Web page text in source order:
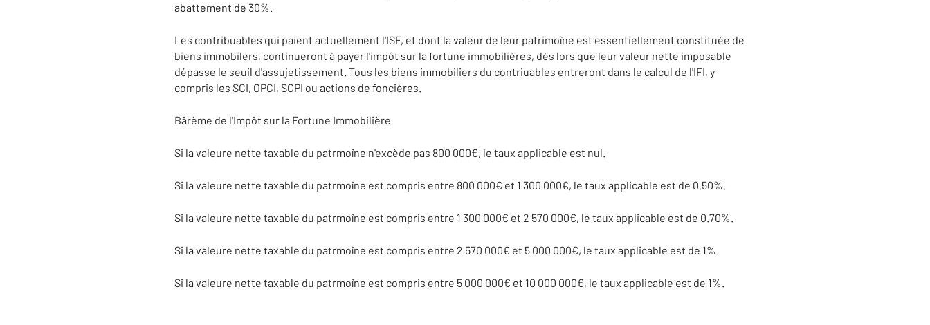
abattement de 30%.
Les contribuables qui paient actuellement l'ISF, et dont la valeur de leur patrimoîne est essentiellement constituée de
biens immobilers, continueront à payer l'impôt sur la fortune immobilières, dès lors que leur valeur nette imposable
dépasse le seuil d'assujetissement. Tous les biens immobiliers du contriuables entreront dans le calcul de l'IFI, y
compris les SCI, OPCI, SCPI ou actions de foncières.
Bârème de l'Impôt sur la Fortune Immobilière
Si la valeure nette taxable du patrmoîne n'excède pas 800 000€, le taux applicable est nul.
Si la valeure nette taxable du patrmoîne est compris entre 800 000€ et 1 300 000€, le taux applicable est de 0.50%.
Si la valeure nette taxable du patrmoîne est compris entre 1 300 000€ et 2 570 000€, le taux applicable est de 0.70%.
Si la valeure nette taxable du patrmoîne est compris entre 2 570 000€ et 5 000 000€, le taux applicable est de 1%.
Si la valeure nette taxable du patrmoîne est compris entre 5 000 000€ et 10 000 000€, le taux applicable est de 1%.